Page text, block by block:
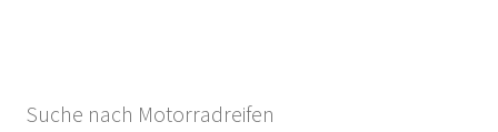
Suche nach Motorradreifen